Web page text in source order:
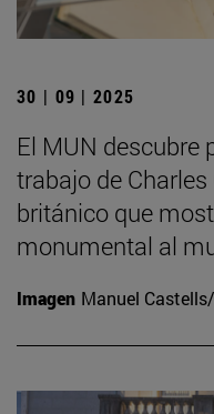
30 | 09 | 2025
El MUN descubre
trabajo de
británico que
monumental al
Imagen Manuel